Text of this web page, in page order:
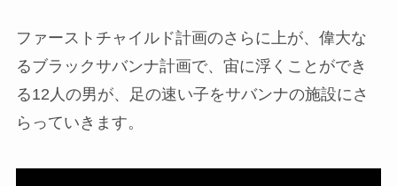
ファーストチャイルド計画のさらに上が、偉大な
るブラックサバンナ計画で、宙に浮くことができ
る12人の男が、足の速い子をサバンナの施設にさ
らっていきます。